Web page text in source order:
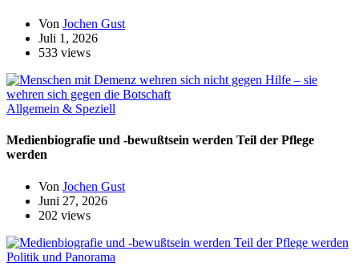
Von Jochen Gust
Juli 1, 2026
533 views
Allgemein & Speziell
Medienbiografie und -bewußtsein werden Teil der Pflege
werden
Von Jochen Gust
Juni 27, 2026
202 views
Politik und Panorama